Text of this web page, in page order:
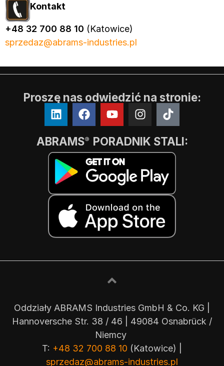
Kontakt
+48 32 700 88 10 (Katowice)
sprzedaz@abrams-industries.pl
Proszę nas odwiedzić na stronie:
ABRAMS® PORADNIK STALI:
Oddziały ABRAMS Industries GmbH & Co. KG |
Hannoversche Str. 38 / 46 | 49084 Osnabrück /
Niemcy
T: +48 32 700 88 10 (Katowice) |
sprzedaz@abrams-industries.pl